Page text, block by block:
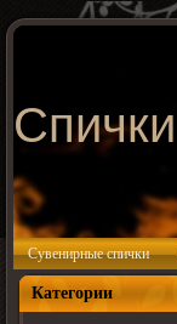
Спички
Сувенирные спички
Категории